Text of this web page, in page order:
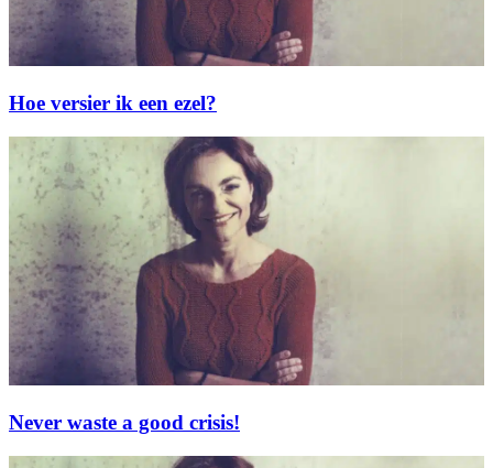
Hoe versier ik een ezel?
Never waste a good crisis!